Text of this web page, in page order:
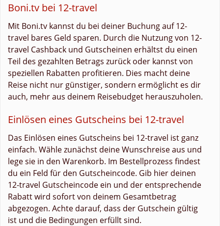
Boni.tv bei 12-travel
Mit Boni.tv kannst du bei deiner Buchung auf 12-
travel bares Geld sparen. Durch die Nutzung von 12-
travel Cashback und Gutscheinen erhältst du einen
Teil des gezahlten Betrags zurück oder kannst von
speziellen Rabatten profitieren. Dies macht deine
Reise nicht nur günstiger, sondern ermöglicht es dir
auch, mehr aus deinem Reisebudget herauszuholen.
Einlösen eines Gutscheins bei 12-travel
Das Einlösen eines Gutscheins bei 12-travel ist ganz
einfach. Wähle zunächst deine Wunschreise aus und
lege sie in den Warenkorb. Im Bestellprozess findest
du ein Feld für den Gutscheincode. Gib hier deinen
12-travel Gutscheincode ein und der entsprechende
Rabatt wird sofort von deinem Gesamtbetrag
abgezogen. Achte darauf, dass der Gutschein gültig
ist und die Bedingungen erfüllt sind.